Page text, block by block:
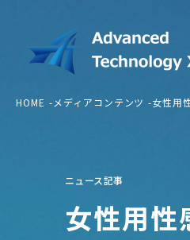
HOME メディアコンテンツ 女性用
ニュース記事
女性用